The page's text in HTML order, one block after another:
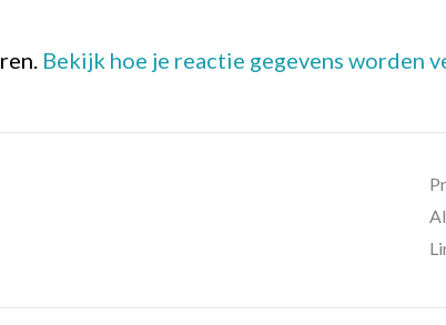
Bekijk hoe je reactie gegevens worden